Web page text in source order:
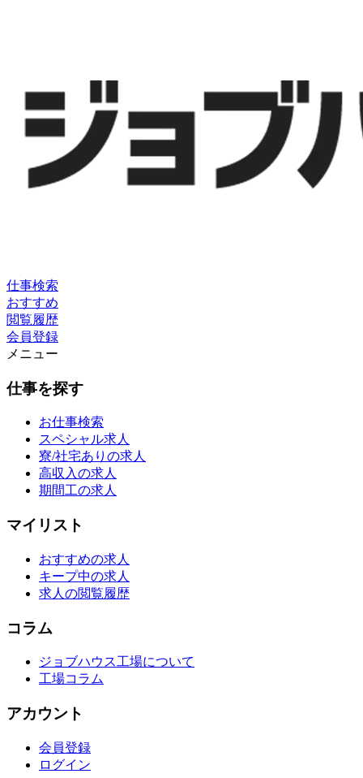
仕事検索
おすすめ
閲覧履歴
会員登録
メニュー
仕事を探す
お仕事検索
スペシャル求人
寮/社宅ありの求人
高収入の求人
期間工の求人
マイリスト
おすすめの求人
キープ中の求人
求人の閲覧履歴
コラム
ジョブハウス工場について
工場コラム
アカウント
会員登録
ログイン